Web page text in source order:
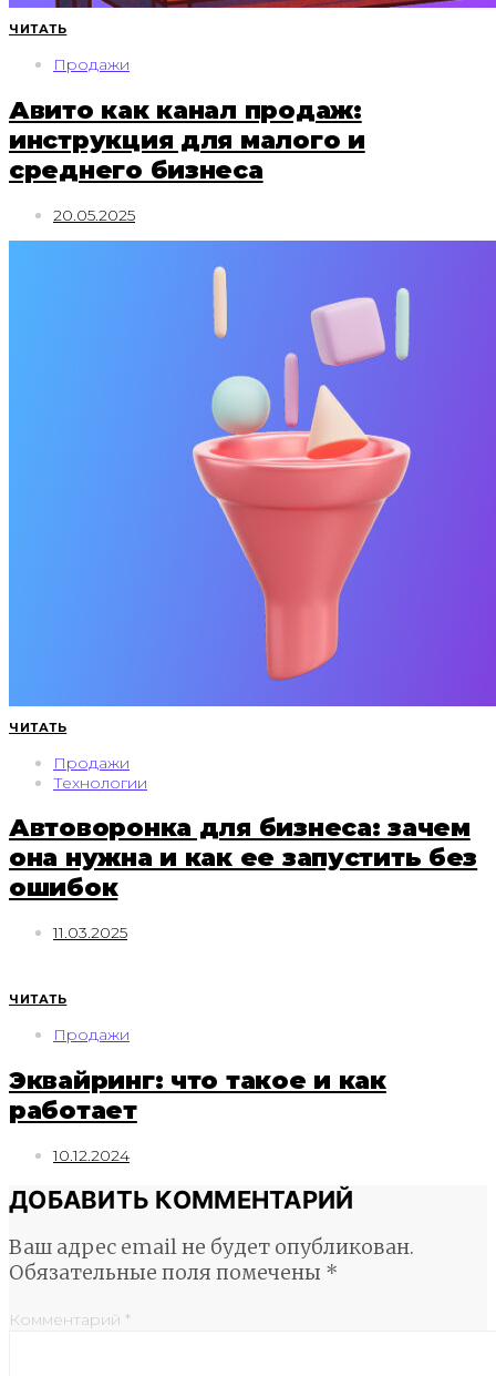
ЧИТАТЬ
Продажи
Авито как канал продаж:
инструкция для малого и
среднего бизнеса
20.05.2025
ЧИТАТЬ
Продажи
Технологии
Автоворонка для бизнеса: зачем
она нужна и как ее запустить без
ошибок
11.03.2025
ЧИТАТЬ
Продажи
Эквайринг: что такое и как
работает
10.12.2024
ДОБАВИТЬ КОММЕНТАРИЙ
Ваш адрес email не будет опубликован.
Обязательные поля помечены *
Комментарий *